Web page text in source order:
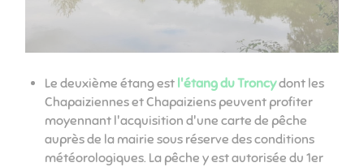
Le deuxième étang est l'étang du Troncydont les
Chapaiziennes et Chapaiziens peuvent profiter
moyennant l'acquisition d'une carte de pêche
auprès de la mairie sous réserve des conditions
météorologiques. La pêche y est autorisée du 1er